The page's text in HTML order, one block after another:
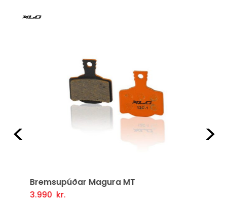
Bremsupúðar Magura MT
3.990 kr.
Setja Í Körfu